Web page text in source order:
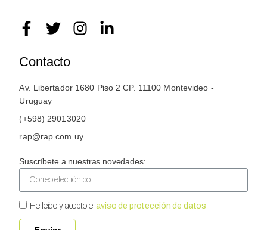
Contacto
Av. Libertador 1680 Piso 2 CP. 11100 Montevideo -
Uruguay
(+598) 29013020
rap@rap.com.uy
Suscríbete a nuestras novedades:
He leído y acepto elaviso de protección de datos